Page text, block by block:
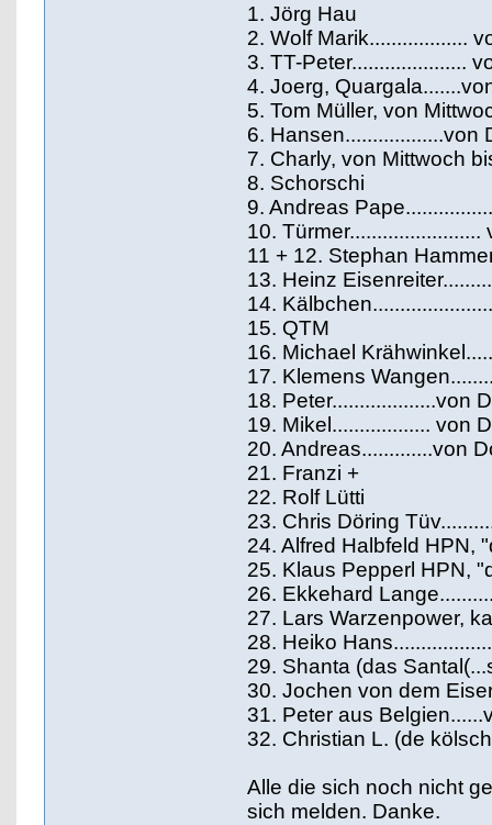
1. Jörg Hau
2. Wolf Marik..................
3. TT-Peter.....................
4. Joerg,
5. Tom Müller, von
6. Hansen..................von
7. Charly, von Mittwoch
8. Schorschi
9. Andreas
10.
11 + 12. Stephan
13. Heinz
14.
15. QTM
16. Michael
17. Klemens
18. Peter...................von
19. Mikel.................. von
20. Andreas.............von
21. Franzi +
22. Rolf Lütti
23. Chris Döring
24. Alfred Halbfeld HPN,
25. Klaus Pepperl HPN,
26. Ekkehard
27. Lars Warzenpower,
28. Heiko
29. Shanta (das
30. Jochen von dem
31. Peter aus
32. Christian L. (de
Alle die sich noch nicht
sich melden. Danke.